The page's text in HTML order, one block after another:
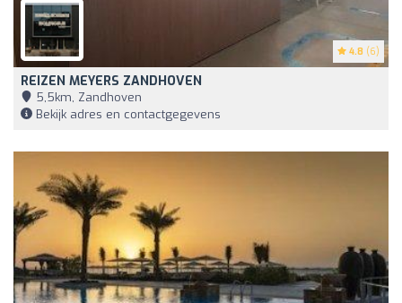
4.8 (6)
REIZEN MEYERS ZANDHOVEN
5,5km, Zandhoven
Bekijk adres en contactgegevens